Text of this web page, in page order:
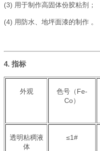
(3) 用于制作高固体份胶粘剂；
(4) 用防水、地坪面漆的制作 。
4. 指标
外观
色号（Fe-
Co）
透明粘稠液
体
≤1#